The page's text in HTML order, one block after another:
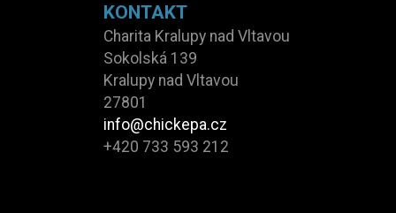
KONTAKT
Charita Kralupy nad Vltavou
Sokolská 139
Kralupy nad Vltavou
27801
info@chickepa.cz
+420 733 593 212